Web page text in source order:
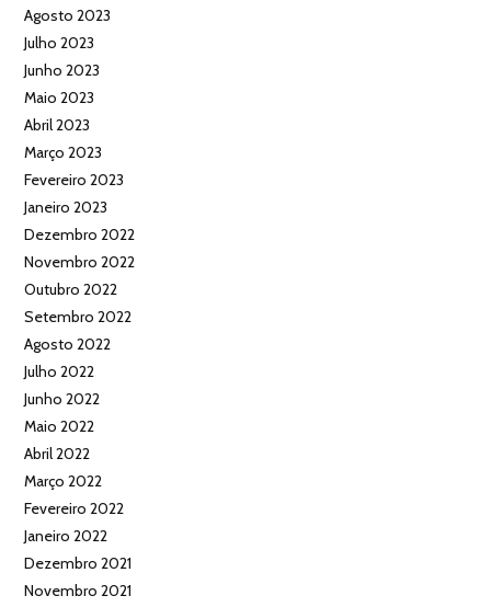
Agosto 2023
Julho 2023
Junho 2023
Maio 2023
Abril 2023
Março 2023
Fevereiro 2023
Janeiro 2023
Dezembro 2022
Novembro 2022
Outubro 2022
Setembro 2022
Agosto 2022
Julho 2022
Junho 2022
Maio 2022
Abril 2022
Março 2022
Fevereiro 2022
Janeiro 2022
Dezembro 2021
Novembro 2021